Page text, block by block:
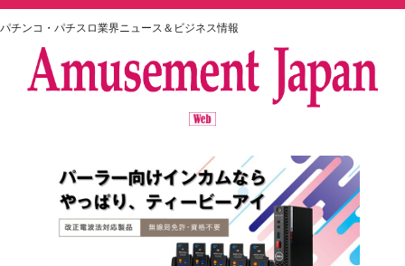
パチンコ・パチスロ業界ニュース＆ビジネス情報